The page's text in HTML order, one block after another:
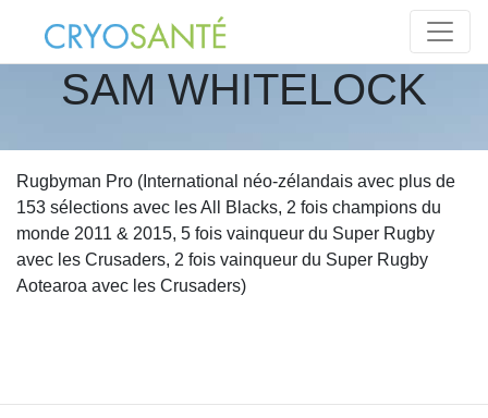
SAM WHITELOCK
Rugbyman Pro (International néo-zélandais avec plus de
153 sélections avec les All Blacks, 2 fois champions du
monde 2011 & 2015, 5 fois vainqueur du Super Rugby
avec les Crusaders, 2 fois vainqueur du Super Rugby
Aotearoa avec les Crusaders)